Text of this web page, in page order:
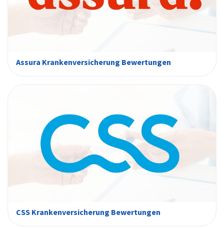
Assura Krankenversicherung Bewertungen
CSS Krankenversicherung Bewertungen